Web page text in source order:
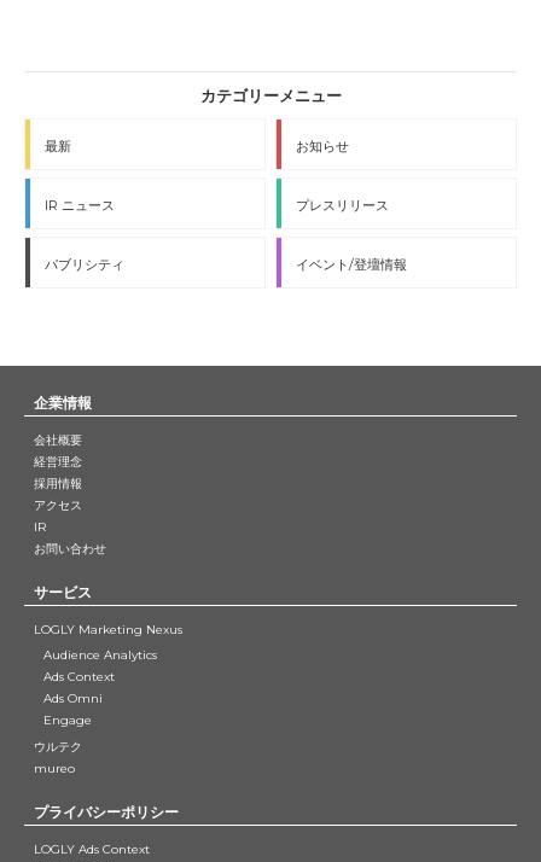
最新 お知らせ
IR ニュース プレスリリース
パブリシティ イベント/登壇情報
企業情報
会社概要
経営理念
採用情報
アクセス
IR
お問い合わせ
サービス
LOGLY Marketing Nexus
Audience Analytics
Ads Context
Ads Omni
Engage
ウルテク
mureo
プライバシーポリシー
LOGLY Ads Context